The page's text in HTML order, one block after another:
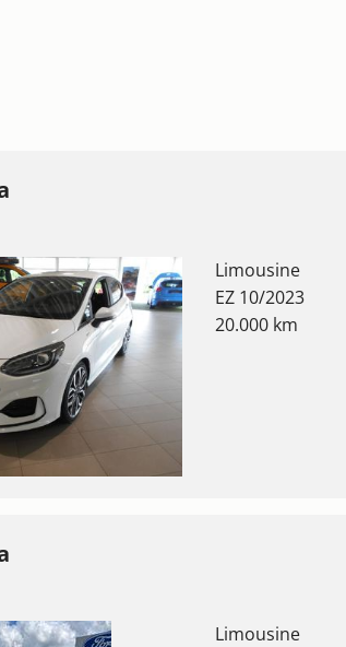
Limousine
EZ 10/2023
20.000 km
Limousine